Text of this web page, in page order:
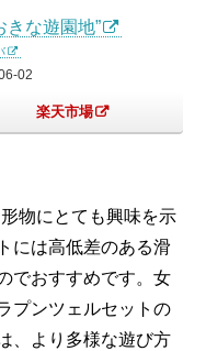
きな遊園地”
02
楽天市場
物にとても興味を示
には高低差のある滑
でおすすめです。女
プンツェルセットの
、より多様な遊び方